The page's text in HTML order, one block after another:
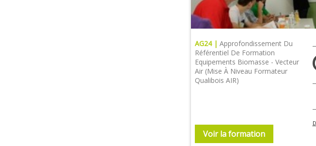
AG24 |Approfondissement Du
Référentiel De Formation
Equipements Biomasse - Vecteur
Air (Mise À Niveau Formateur
Qualibois AIR)
Voir la formation